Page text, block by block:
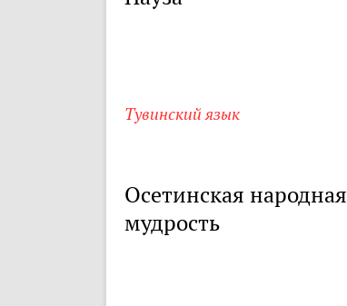
Тувинский язык
Осетинская народная
мудрость